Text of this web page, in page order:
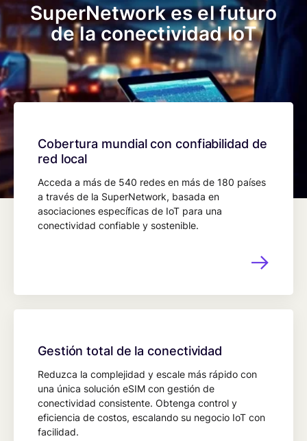
SuperNetwork es el futuro
de la conectividad IoT
Cobertura mundial con confiabilidad de
red local
Acceda a más de 540 redes en más de 180 países
a través de la SuperNetwork, basada en
asociaciones específicas de IoT para una
conectividad confiable y sostenible.
Gestión total de la conectividad
Reduzca la complejidad y escale más rápido con
una única solución eSIM con gestión de
conectividad consistente. Obtenga control y
eficiencia de costos, escalando su negocio IoT con
facilidad.